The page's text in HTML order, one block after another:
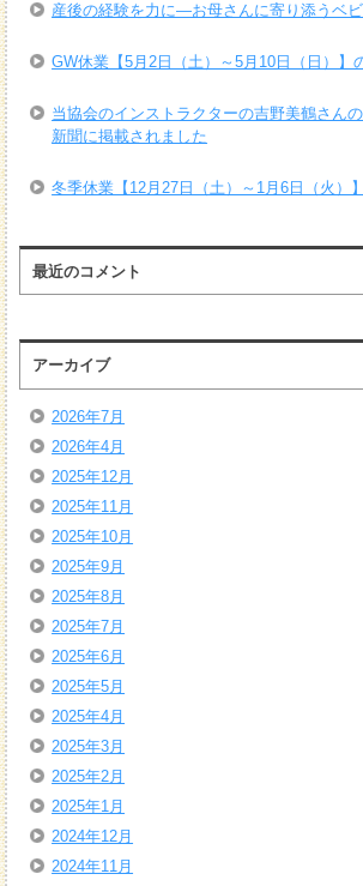
産後の経験を力に―お母さんに寄り添うベ
GW休業【5月2日（土）～5月10日（日）】
当協会のインストラクターの吉野美鶴さん
新聞に掲載されました
冬季休業【12月27日（土）～1月6日（火）
最近のコメント
アーカイブ
2026年7月
2026年4月
2025年12月
2025年11月
2025年10月
2025年9月
2025年8月
2025年7月
2025年6月
2025年5月
2025年4月
2025年3月
2025年2月
2025年1月
2024年12月
2024年11月